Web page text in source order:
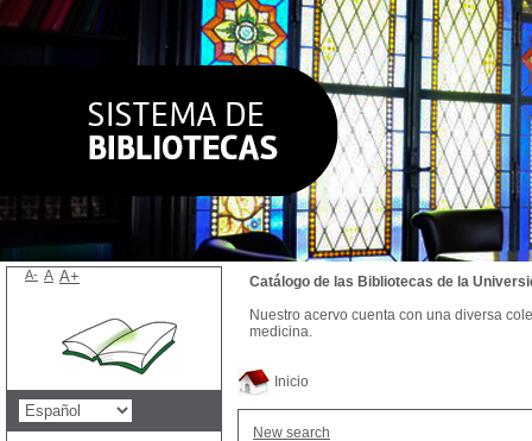
Inicio
New search
Catálogo de las Bibliotecas de la
Nuestro acervo cuenta con una diversa
medicina.
A- A A+